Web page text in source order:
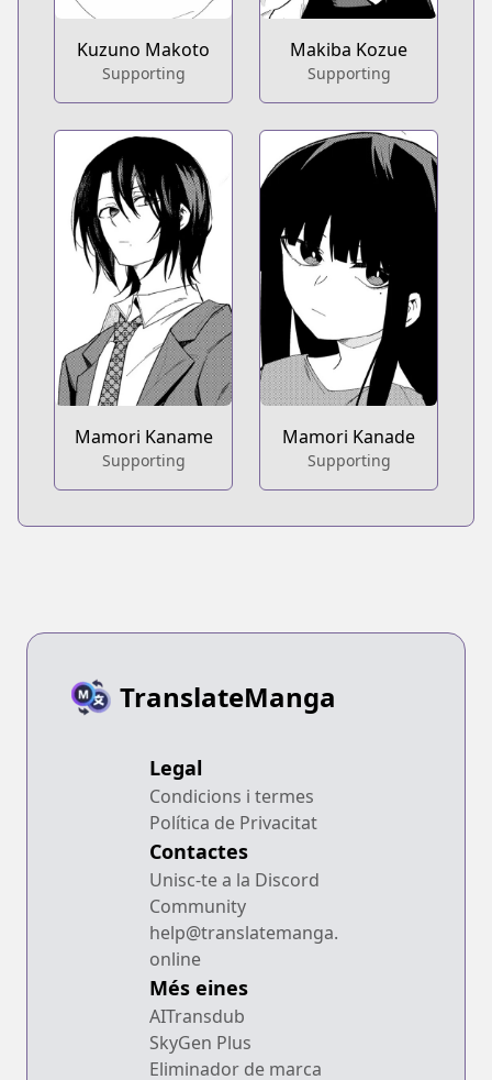
Kuzuno Makoto
Supporting
Makiba Kozue
Supporting
Mamori Kaname
Supporting
Mamori Kanade
Supporting
TranslateManga
Legal
Condicions i termes
Política de Privacitat
Contactes
Unisc-te a la Discord
Community
help@translatemanga.
online
Més eines
AITransdub
SkyGen Plus
Eliminador de marca